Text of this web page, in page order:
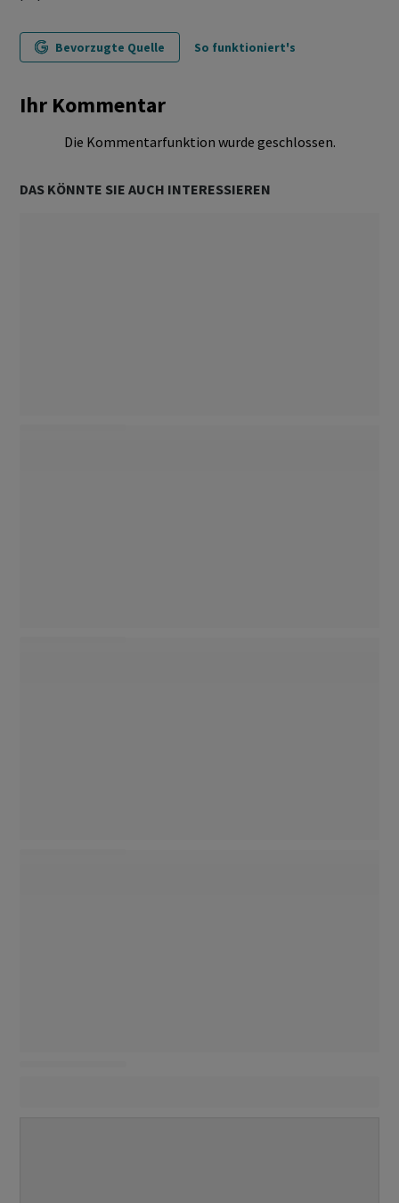
Bevorzugte Quelle So funktioniert's
Ihr Kommentar
Die Kommentarfunktion wurde geschlossen.
DAS KÖNNTE SIE AUCH INTERESSIEREN